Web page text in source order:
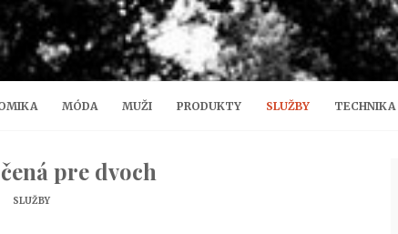
MÓDA MUŽI PRODUKTY SLUŽBY TECHNIKA
pre dvoch
SLUŽBY